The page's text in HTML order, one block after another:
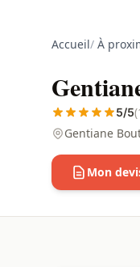
Accueil/ À
5/5
Gentiane
Mon